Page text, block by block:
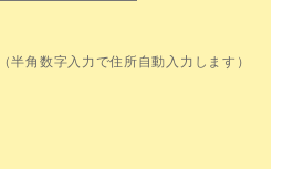
（半角数字入力で住所自動入力します）